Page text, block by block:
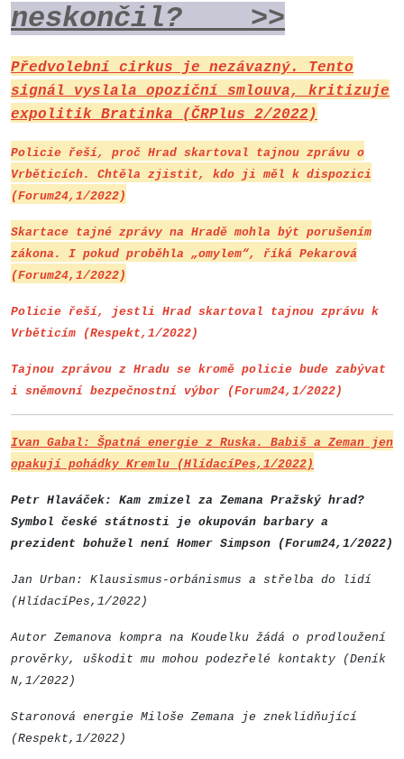
neskončil? >>
Předvolební cirkus je nezávazný. Tento
signál vyslala opoziční smlouva, kritizuje
expolitik Bratinka (ČRPlus 2/2022)
Policie řeší, proč Hrad skartoval tajnou zprávu o
Vrběticích. Chtěla zjistit, kdo ji měl k dispozici
(Forum24,1/2022)
Skartace tajné zprávy na Hradě mohla být porušením
zákona. I pokud proběhla „omylem“, říká Pekarová
(Forum24,1/2022)
Policie řeší, jestli Hrad skartoval tajnou zprávu k
Vrběticím (Respekt,1/2022)
Tajnou zprávou z Hradu se kromě policie bude zabývat
i sněmovní bezpečnostní výbor (Forum24,1/2022)
Ivan Gabal: Špatná energie z Ruska. Babiš a Zeman jen
opakují pohádky Kremlu (HlídacíPes,1/2022)
Petr Hlaváček: Kam zmizel za Zemana Pražský hrad?
Symbol české státnosti je okupován barbary a
prezident bohužel není Homer Simpson (Forum24,1/2022)
Jan Urban: Klausismus-orbánismus a střelba do lidí
(HlídacíPes,1/2022)
Autor Zemanova kompra na Koudelku žádá o prodloužení
prověrky, uškodit mu mohou podezřelé kontakty (Deník
N,1/2022)
Staronová energie Miloše Zemana je zneklidňující
(Respekt,1/2022)